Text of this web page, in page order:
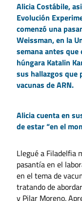
Alicia Costábile,
Evolución
comenzó una
Weissman, en la
semana antes
húngara Katalin
sus hallazgos que
vacunas de ARN.
Alicia cuenta en
de estar “en el
Llegué a Filadelfia
pasantía en el
en el tema de
tratando de
y Pilar Moreno.